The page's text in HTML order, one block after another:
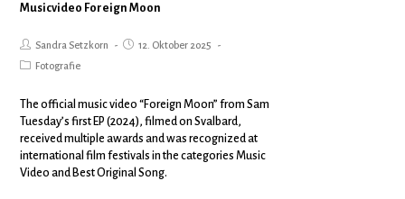
Musicvideo Foreign Moon
Sandra Setzkorn
12. Oktober 2025
Fotografie
The official music video “Foreign Moon” from Sam
Tuesday’s first EP (2024), filmed on Svalbard,
received multiple awards and was recognized at
international film festivals in the categories Music
Video and Best Original Song.